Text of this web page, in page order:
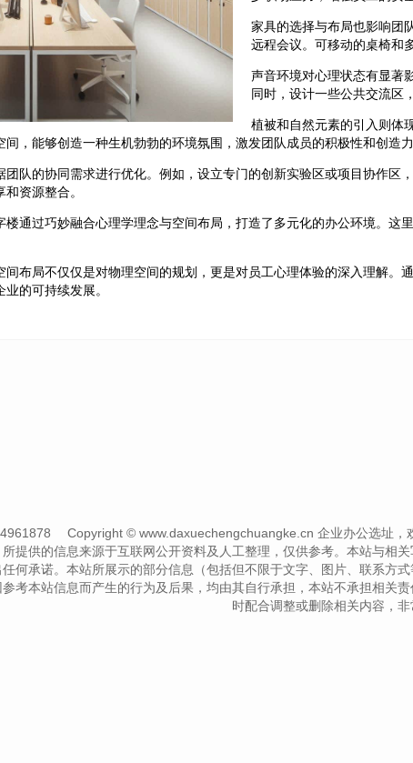
家具的选择与布局也影响团
远程会议。可移动的桌椅和
声音环境对心理状态有显著
同时，设计一些公共交流区
植被和自然元素的引入则体
，能够创造一种生机勃勃的环境氛围，激发团队成员的积极性和创造力
队的协同需求进行优化。例如，设立专门的创新实验区或项目协作
资源整合。
楼通过巧妙融合心理学理念与空间布局，打造了多元化的办公环境。
布局不仅仅是对物理空间的规划，更是对员工心理体验的深入理解
的可持续发展。
Copyright © www.daxuechengchuangke.cn 企业办公选址
提供的信息来源于互联网公开资料及人工整理，仅供参考。本站与
何承诺。本站所展示的部分信息（包括但不限于文字、图片、联系方
考本站信息而产生的行为及后果，均由其自行承担，本站不承担相关
时配合调整或删除相关内容，非